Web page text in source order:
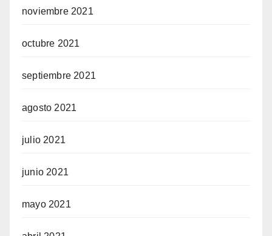
noviembre 2021
octubre 2021
septiembre 2021
agosto 2021
julio 2021
junio 2021
mayo 2021